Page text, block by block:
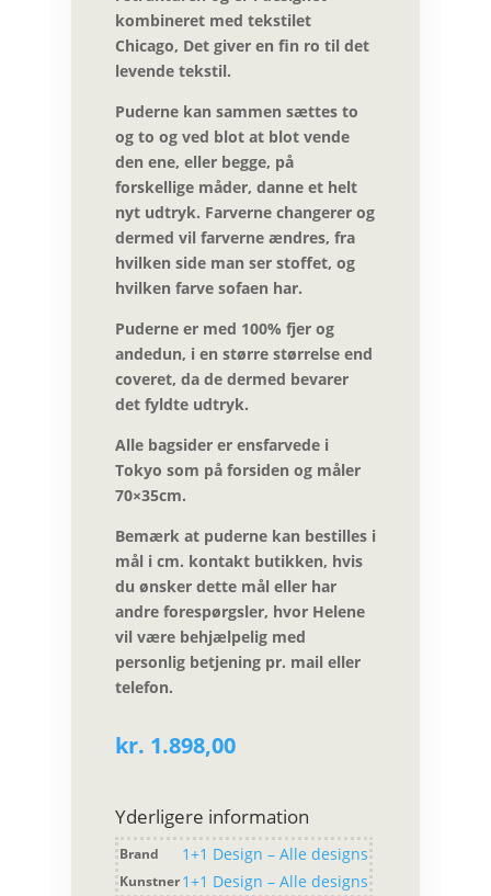
kombineret med tekstilet
Chicago, Det giver en fin ro til det
levende tekstil.
Puderne kan sammen sættes to
og to og ved blot at blot vende
den ene, eller begge, på
forskellige måder, danne et helt
nyt udtryk. Farverne changerer og
dermed vil farverne ændres, fra
hvilken side man ser stoffet, og
hvilken farve sofaen har.
Puderne er med 100% fjer og
andedun, i en større størrelse end
coveret, da de dermed bevarer
det fyldte udtryk.
Alle bagsider er ensfarvede i
Tokyo som på forsiden og måler
70×35cm.
Bemærk at puderne kan bestilles i
mål i cm. kontakt butikken, hvis
du ønsker dette mål eller har
andre forespørgsler, hvor Helene
vil være behjælpelig med
personlig betjening pr. mail eller
telefon.
kr. 1.898,00
Yderligere information
Brand 1+1 Design – Alle designs
Kunstner1+1 Design – Alle designs